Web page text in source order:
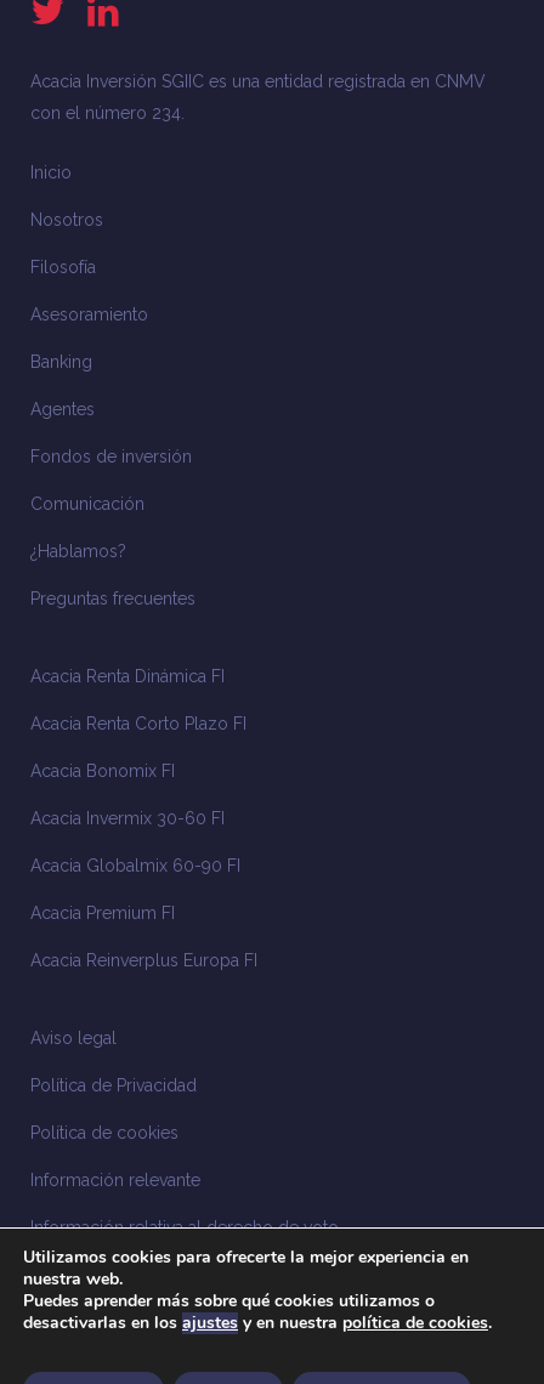
Acacia Inversión SGIIC es una entidad registrada en CNMV
con el número 234.
Inicio
Nosotros
Filosofía
Asesoramiento
Banking
Agentes
Fondos de inversión
Comunicación
¿Hablamos?
Preguntas frecuentes
Acacia Renta Dinámica FI
Acacia Renta Corto Plazo FI
Acacia Bonomix FI
Acacia Invermix 30-60 FI
Acacia Globalmix 60-90 FI
Acacia Premium FI
Acacia Reinverplus Europa FI
Aviso legal
Política de Privacidad
Política de cookies
Información relevante
Información relativa al derecho de voto
Información relacionada con la sostenibilidad
Sistema Interno de Información
Anuncios legales
Utilizamos cookies para ofrecerte la mejor experiencia en
nuestra web.
Puedes aprender más sobre qué cookies utilizamos o
desactivarlas en los ajustes y en nuestra política de cookies.